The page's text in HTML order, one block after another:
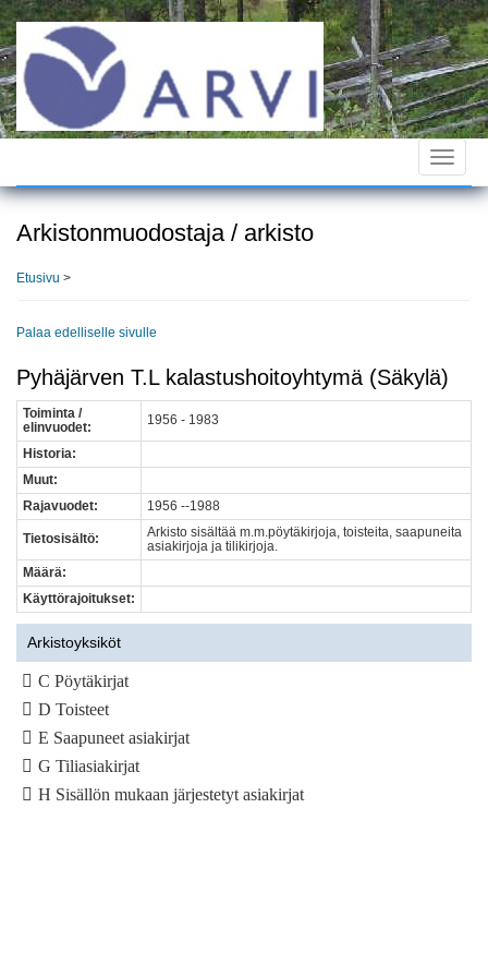
Hyppää
pääsisältöön
Toggle
Arkistonmuodostaja / arkisto
Etusivu >
Palaa edelliselle sivulle
Pyhäjärven T.L kalastushoitoyhtymä (Säkylä)
Toiminta /
elinvuodet:
1956 - 1983
Historia:
Muut:
Rajavuodet:
1956 --1988
Tietosisältö:
Arkisto sisältää m.m.pöytäkirjoja, toisteita, saapuneita
asiakirjoja ja tilikirjoja.
Määrä:
Käyttörajoitukset:
Arkistoyksiköt
C Pöytäkirjat
D Toisteet
E Saapuneet asiakirjat
G Tiliasiakirjat
H Sisällön mukaan järjestetyt asiakirjat